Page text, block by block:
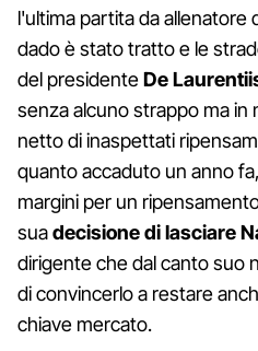
l'ultima partita da allenatore
dado è stato tratto e le
del presidenteDe
senza alcuno strappo ma in
netto di inaspettati
quanto accaduto un anno
margini per un
suadecisione di lasciare
dirigente che dal canto suo
di convincerlo a restare
chiave mercato.